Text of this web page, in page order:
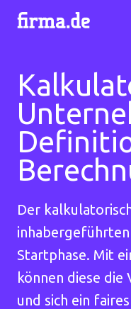
Der
Startphase. Mit
können diese die
und sich ein